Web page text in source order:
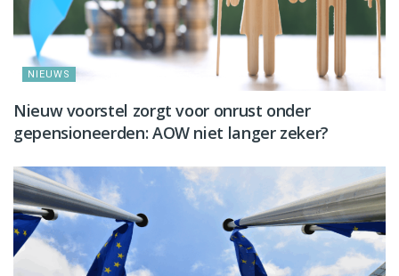
NIEUWS
Nieuw voorstel zorgt voor onrust onder
gepensioneerden: AOW niet langer zeker?